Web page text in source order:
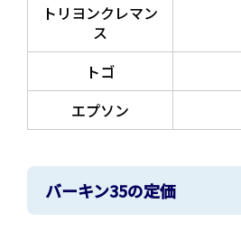
トリヨンクレマン
ス
トゴ
エプソン
バーキン35の定価